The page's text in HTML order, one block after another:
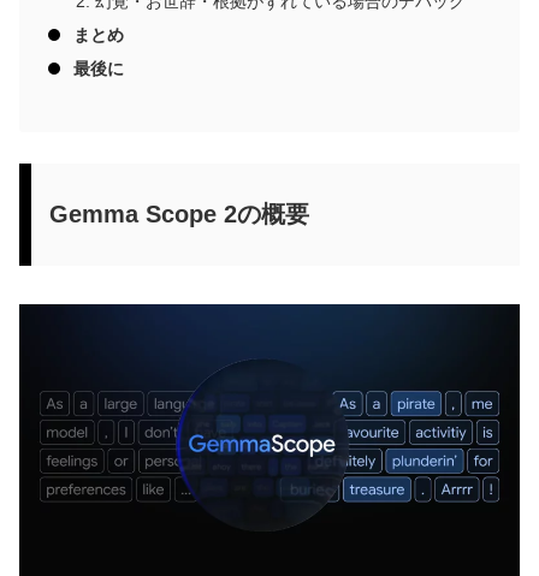
まとめ
最後に
Gemma Scope 2の概要